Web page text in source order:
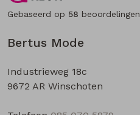
Bertus Mode
Industrieweg 18c
9672 AR Winschoten
Gebaseerd op 58 beoordelingen